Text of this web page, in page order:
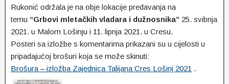
Rukonić održala je na obje lokacije predavanja na
temu “Grbovi mletačkih vladara i dužnosnika” 25. svibnja
2021. u Malom Lošinju i 11. lipnja 2021. u Cresu.
Posteri sa izložbe s komentarima prikazani su u cijelosti u
pripadajućoj brošuri koja se može skinuti:
Brošura – izložba Zajednica Talijana Cres Lošinj 2021 .